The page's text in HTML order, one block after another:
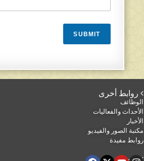
SUBMIT
 روابط أخرى
الوظائف
الأحداث والفعاليات
الأخبار
مكتبة الصور والفيديو
روابط مفيدة
 تابعنا